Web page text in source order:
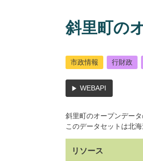
斜里町の
市政情報 行財政
WEBAPI
斜里町のオープンデータ
このデータセットは北
リソース